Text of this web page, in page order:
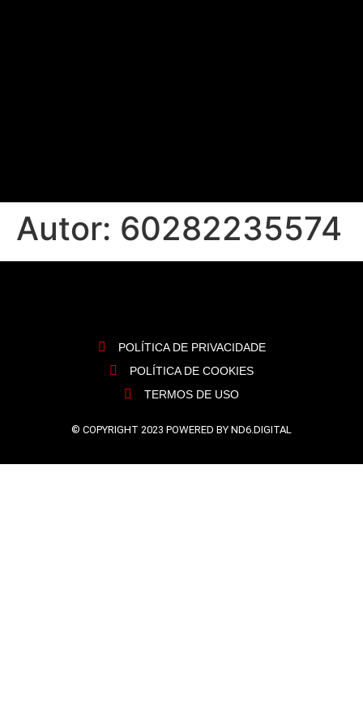
Autor: 60282235574
POLÍTICA DE PRIVACIDADE
POLÍTICA DE COOKIES
TERMOS DE USO
© COPYRIGHT 2023 POWERED BY ND6.DIGITAL